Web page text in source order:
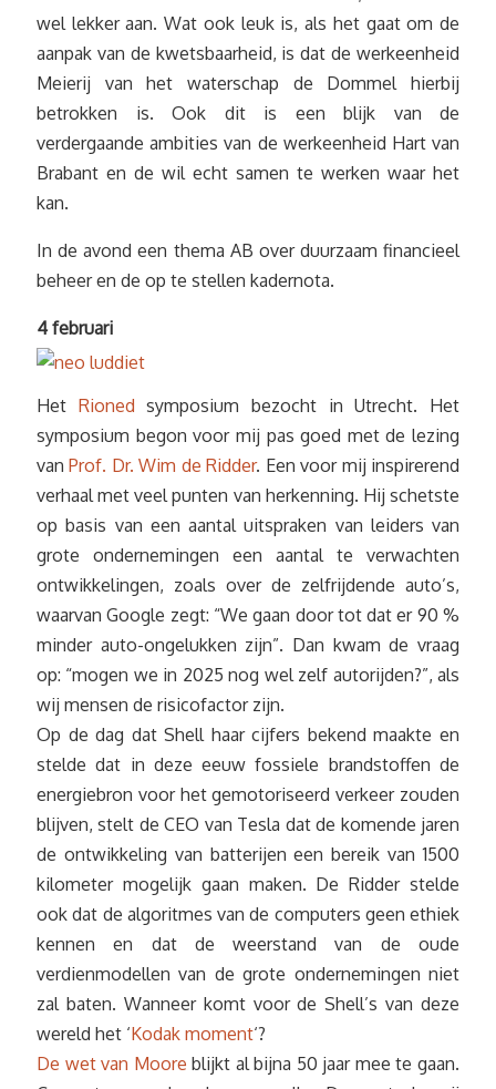
wel lekker aan. Wat ook leuk is, als het gaat om de
aanpak van de kwetsbaarheid, is dat de werkeenheid
Meierij van het waterschap de Dommel hierbij
betrokken is. Ook dit is een blijk van de
verdergaande ambities van de werkeenheid Hart van
Brabant en de wil echt samen te werken waar het
kan.
In de avond een thema AB over duurzaam financieel
beheer en de op te stellen kadernota.
4 februari
Het Rioned symposium bezocht in Utrecht. Het
symposium begon voor mij pas goed met de lezing
vanProf. Dr. Wim de Ridder. Een voor mij inspirerend
verhaal met veel punten van herkenning. Hij schetste
op basis van een aantal uitspraken van leiders van
grote ondernemingen een aantal te verwachten
ontwikkelingen, zoals over de zelfrijdende auto’s,
waarvan Google zegt: “We gaan door tot dat er 90 %
minder auto-ongelukken zijn”. Dan kwam de vraag
op: “mogen we in 2025 nog wel zelf autorijden?”, als
wij mensen de risicofactor zijn.
Op de dag dat Shell haar cijfers bekend maakte en
stelde dat in deze eeuw fossiele brandstoffen de
energiebron voor het gemotoriseerd verkeer zouden
blijven, stelt de CEO van Tesla dat de komende jaren
de ontwikkeling van batterijen een bereik van 1500
kilometer mogelijk gaan maken. De Ridder stelde
ook dat de algoritmes van de computers geen ethiek
kennen en dat de weerstand van de oude
verdienmodellen van de grote ondernemingen niet
zal baten. Wanneer komt voor de Shell’s van deze
wereld het ‘Kodak moment‘?
De wet van Moore blijkt al bijna 50 jaar mee te gaan.